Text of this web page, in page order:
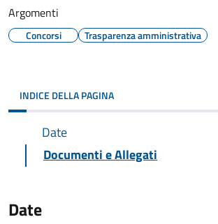
Argomenti
Concorsi Trasparenza amministrativa
INDICE DELLA PAGINA
Date
Documenti e Allegati
Date